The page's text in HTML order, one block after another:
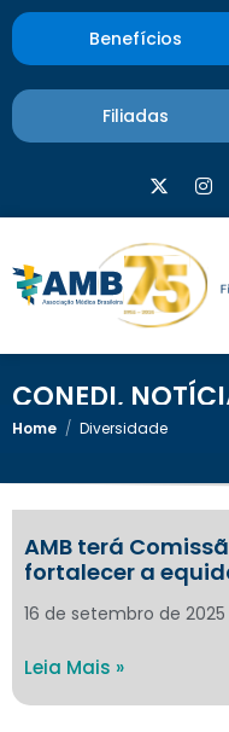
Benefícios
Filiadas
CONEDI,
Home / Diversidade
AMB terá
fortalecer a
16 de setembro de 2025
Leia Mais »